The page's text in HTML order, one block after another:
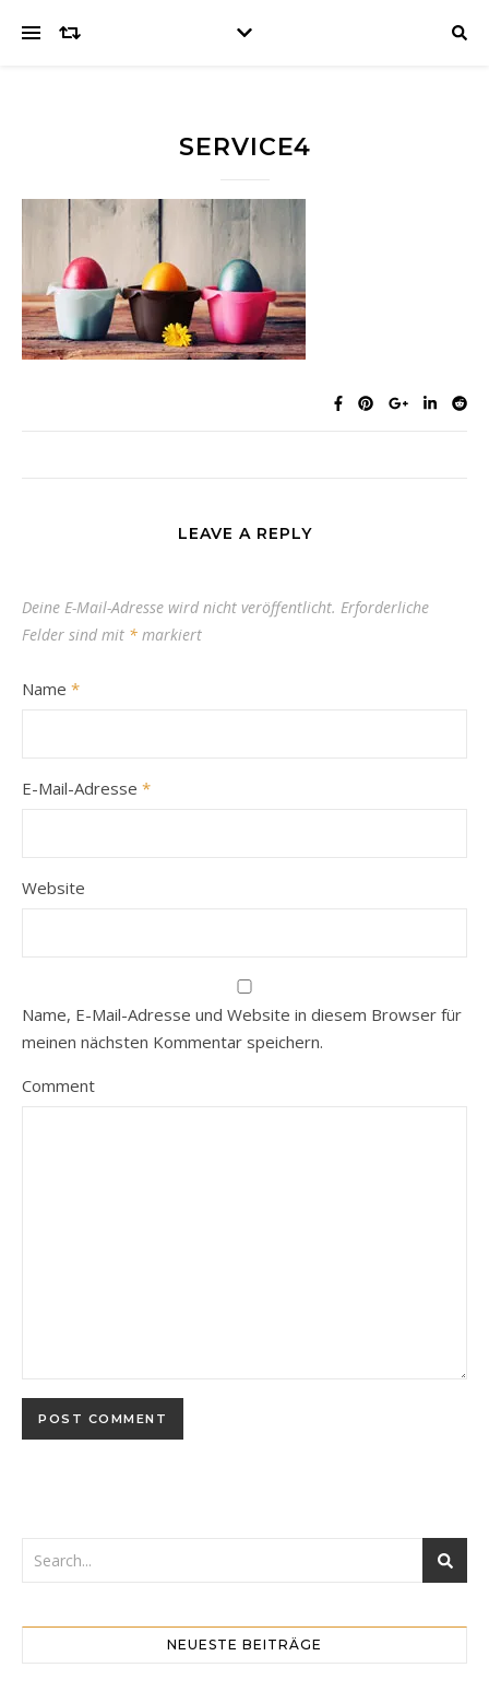
SERVICE4
LEAVE A REPLY
Deine E-Mail-Adresse wird nicht veröffentlicht. Erforderliche
Felder sind mit * markiert
Name *
E-Mail-Adresse *
Website
Name, E-Mail-Adresse und Website in diesem Browser für
meinen nächsten Kommentar speichern.
Comment
NEUESTE BEITRÄGE